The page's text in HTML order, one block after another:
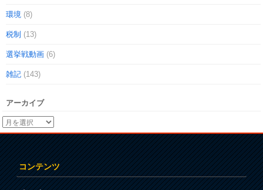
環境 (8)
税制 (13)
選挙戦動画 (6)
雑記 (143)
アーカイブ
コンテンツ